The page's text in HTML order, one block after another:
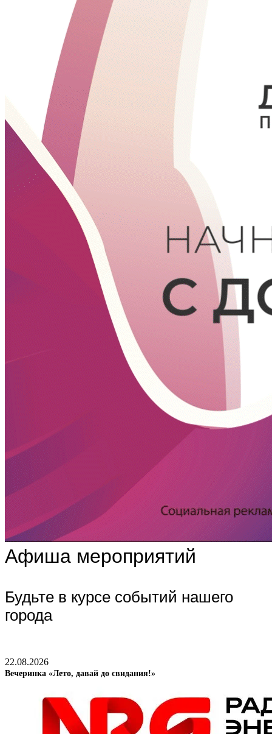
Афиша мероприятий
Будьте в курсе событий нашего
города
22.08.2026
Вечеринка «Лето, давай до свидания!»